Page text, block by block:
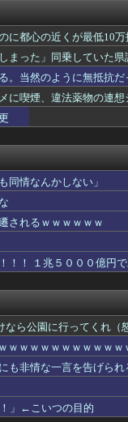
金）MOVI...
』がWAK...
近畿大学との共同...
の予約を開始
多の63件・...
買うの？
本は原爆被害者...
らね」（海外の反応）
るｗｗｗｗｗｗ
？」
首相を嘲笑った左派...
よう！』元彼からメ...
、嫁たちを荷物持ちに...
職場で愚痴ったら「...
取られたあと...
このホール打ち...
た方が量刑軽かった...
出発できるかのシミュ...
丈夫！」→ しかし・...
ｗ
開！
性を奴隷扱いする気だ...
に都心の近くが最低10万
まった」同乗していた
。当然のように無抵抗
に喫煙、違法薬物の連
同情なんかしない」
されるｗｗｗｗｗｗ
！！ １兆５０００億円
ら公園に行ってくれ（
ｗｗｗｗｗｗｗｗｗｗ
も非情な一言を告げられ
」←こいつの目的